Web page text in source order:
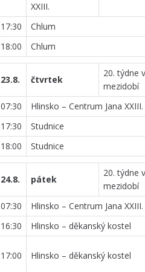
XXIII.
17:30 Chlum
18:00
Chlum
23.8. čtvrtek
20. týdne v
mezidobí
07:30 Hlinsko – Centrum Jana XXIII.
17:30
Studnice
18:00
Studnice
24.8. pátek
20. týdne v
mezidobí
07:30 Hlinsko – Centrum Jana XXIII.
16:30
Hlinsko – děkanský kostel
17:00 Hlinsko – děkanský kostel